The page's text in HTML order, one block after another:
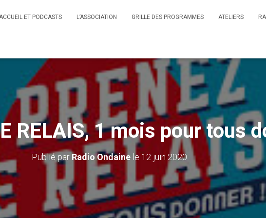
ET PODCASTS L’ASSOCIATION GRILLE DES PROGRAMMES ATELIERS
RELAIS, 1 mois pour tous
Publié parRadio Ondainele 12 juin 2020